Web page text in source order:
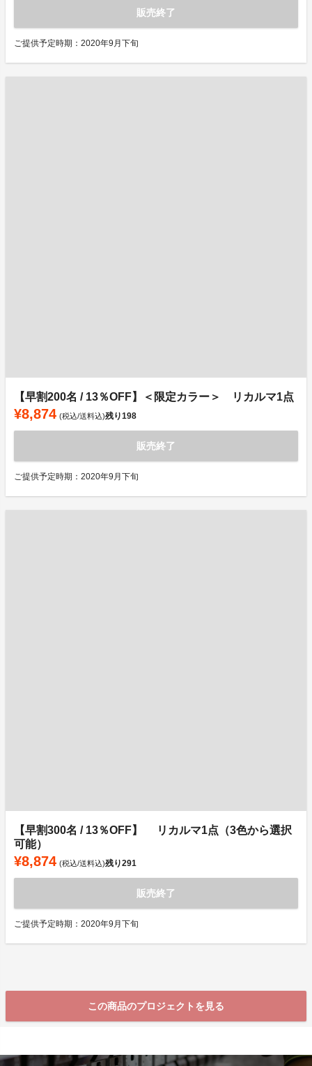
販売終了
ご提供予定時期：2020年9月下旬
【早割200名 / 13％OFF】＜限定カラー＞ リカルマ1点
¥8,874 (税込/送料込)残り198
販売終了
ご提供予定時期：2020年9月下旬
【早割300名 / 13％OFF】 リカルマ1点（3色から選択
可能）
¥8,874 (税込/送料込)残り291
販売終了
ご提供予定時期：2020年9月下旬
この商品のプロジェクトを見る